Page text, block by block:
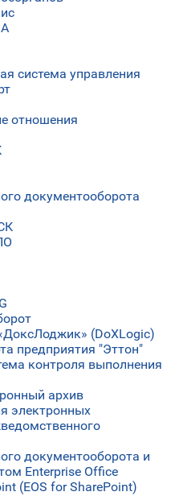
система управления
отношения
документооборота
(DoXLogic)
предприятия "Эттон"
контроля выполнения
архив
электронных
документооборота и
Enterprise Office
(EOS for SharePoint)